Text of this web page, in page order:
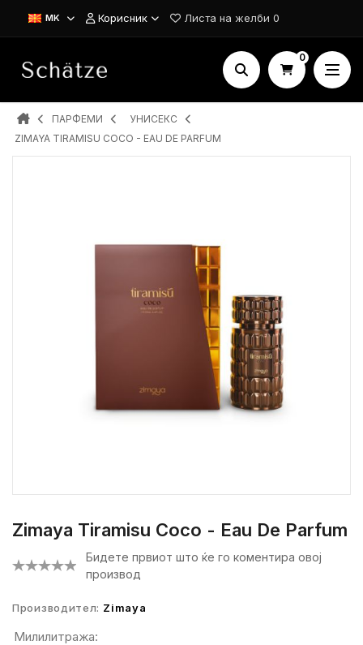
MK Корисник Листа на желби 0
0
ПАРФЕМИ
УНИСЕКС
ZIMAYA TIRAMISU COCO - EAU DE PARFUM
Zimaya Tiramisu Coco - Eau De Parfum
Бидете првиот што ќе го коментира овој
производ
Производител: Zimaya
Милилитража: